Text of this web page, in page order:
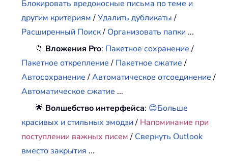
Блокировать вредоносные письма по теме и
другим критериям/Удалить дубликаты/
Расширенный Поиск/ Организовать папки ...
📁 Вложения Pro: Пакетное сохранение/
Пакетное открепление/ Пакетное сжатие/
Автосохранение/Автоматическое отсоединение/
Автоматическое сжатие ...
🌟 Волшебство интерфейса: 😊Больше
красивых и стильных эмодзи/ Напоминание при
поступлении важных писем/ Свернуть Outlook
вместо закрытия ...